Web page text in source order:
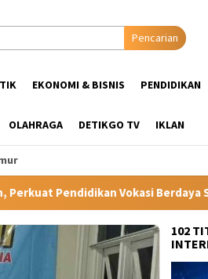
Pencarian
EKONOMI & BISNIS PENDIDIKAN
OLAHRAGA DETIKGO TV IKLAN
Saing di Kampung Halaman
102